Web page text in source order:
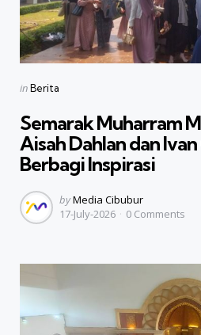
Categories
Posted
inBerita
Semarak Muharram
Aisah Dahlan dan
Berbagi Inspirasi
Posted
by
byMedia Cibubur
17-July-2026
0 Comments